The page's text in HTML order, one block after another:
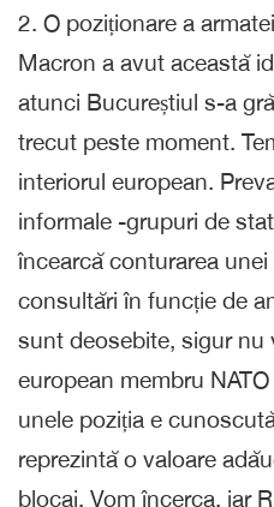
2. O poziționare a
Macron a avut această
atunci Bucureștiul s-a
trecut peste moment.
interiorul european.
informale -grupuri de
încearcă conturarea
consultări în funcție de
sunt deosebite, sigur nu
european membru
unele poziția e
reprezintă o valoare
blocaj. Vom încerca, iar